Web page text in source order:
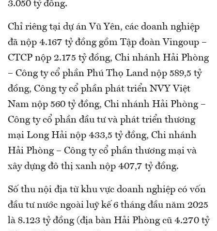
3.050 tỷ đồng.
Chỉ riêng tại dự án Vũ Yên, các doanh nghiệp
đã nộp 4.167 tỷ đồng gồm Tập đoàn Vingoup –
CTCP nộp 2.175 tỷ đồng, Chi nhánh Hải Phòng
– Công ty cổ phần Phú Thọ Land nộp 589,5 tỷ
đồng, Công ty cổ phần phát triển NVY Việt
Nam nộp 560 tỷ đồng, Chi nhánh Hải Phòng –
Công ty cổ phần đầu tư và phát triển thương
mại Long Hải nộp 433,5 tỷ đồng, Chi nhánh
Hải Phòng – Công ty cổ phần thương mại và
xây dựng đô thị xanh nộp 407,7 tỷ đồng.
Số thu nội địa từ khu vực doanh nghiệp có vốn
đầu tư nước ngoài luỹ kế 6 tháng đầu năm 2025
là 8.123 tỷ đồng (địa bàn Hải Phòng cũ 4.270 tỷ